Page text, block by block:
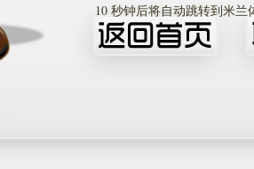
10秒钟后将自动跳转到米兰